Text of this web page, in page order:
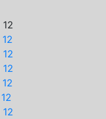
12
12
12
12
12
12
12